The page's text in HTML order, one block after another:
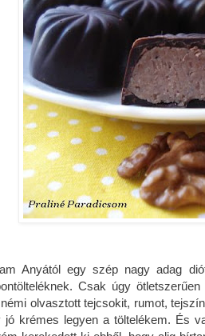
Anyától egy szép nagy adag
Csak úgy
olvasztott tejcsokit, rumot,
jó krémes legyen a töltelékem. És